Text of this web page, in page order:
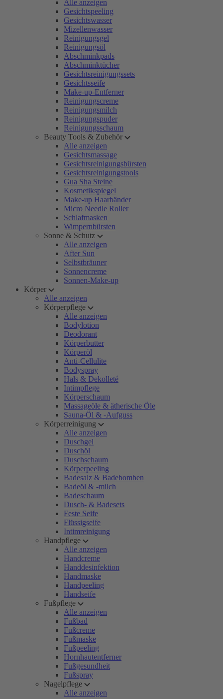
Alle anzeigen
Gesichtspeeling
Gesichtswasser
Mizellenwasser
Reinigungsgel
Reinigungsöl
Abschminkpads
Abschminktücher
Gesichtsreinigungssets
Gesichtsseife
Make-up-Entferner
Reinigungscreme
Reinigungsmilch
Reinigungspuder
Reinigungsschaum
Beauty Tools & Zubehör
Alle anzeigen
Gesichtsmassage
Gesichtsreinigungsbürsten
Gesichtsreinigungstools
Gua Sha Steine
Kosmetikspiegel
Make-up Haarbänder
Micro Needle Roller
Schlafmasken
Wimpernbürsten
Sonne & Schutz
Alle anzeigen
After Sun
Selbstbräuner
Sonnencreme
Sonnen-Make-up
Körper
Alle anzeigen
Körperpflege
Alle anzeigen
Bodylotion
Deodorant
Körperbutter
Körperöl
Anti-Cellulite
Bodyspray
Hals & Dekolleté
Intimpflege
Körperschaum
Massageöle & ätherische Öle
Sauna-Öl & -Aufguss
Körperreinigung
Alle anzeigen
Duschgel
Duschöl
Duschschaum
Körperpeeling
Badesalz & Badebomben
Badeöl & -milch
Badeschaum
Dusch- & Badesets
Feste Seife
Flüssigseife
Intimreinigung
Handpflege
Alle anzeigen
Handcreme
Handdesinfektion
Handmaske
Handpeeling
Handseife
Fußpflege
Alle anzeigen
Fußbad
Fußcreme
Fußmaske
Fußpeeling
Hornhautentferner
Fußgesundheit
Fußspray
Nagelpflege
Alle anzeigen